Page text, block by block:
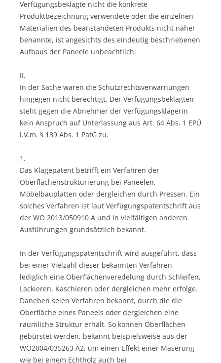
Verfügungsbeklagte nicht die konkrete
Produktbezeichnung verwendete oder die einzelnen
Materialien des beanstandeten Produkts nicht näher
benannte, ist angesichts des eindeutig beschriebenen
Aufbaus der Paneele unbeachtlich.
II.
In der Sache waren die Schutzrechtsverwarnungen
hingegen nicht berechtigt. Der Verfügungsbeklagten
steht gegen die Abnehmer der Verfügungsklägerin
kein Anspruch auf Unterlassung aus Art. 64 Abs. 1 EPÜ
i.V.m. § 139 Abs. 1 PatG zu.
1.
Das Klagepatent betrifft ein Verfahren der
Oberflächenstrukturierung bei Paneelen,
Möbelbauplatten oder dergleichen durch Pressen. Ein
solches Verfahren ist laut Verfügungspatentschrift aus
der WO 2013/050910 A und in vielfältigen anderen
Ausführungen grundsätzlich bekannt.
In der Verfügungspatentschrift wird ausgeführt, dass
bei einer Vielzahl dieser bekannten Verfahren
lediglich eine Oberflächenveredelung durch Schleifen,
Lackieren, Kaschieren oder dergleichen mehr erfolge.
Daneben seien Verfahren bekannt, durch die die
Oberfläche eines Paneels oder dergleichen eine
räumliche Struktur erhält. So können Oberflächen
gebürstet werden, bekannt beispielsweise aus der
WO2004/035263 A2, um einen Effekt einer Maserung
wie bei einem Echtholz auch bei